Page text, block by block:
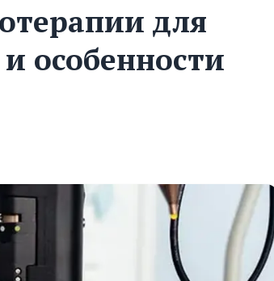
для
особенности